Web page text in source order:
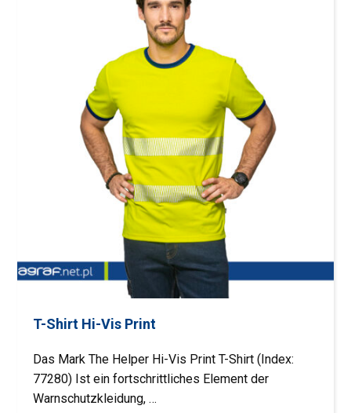
T-Shirt Hi-Vis Print
Das Mark The Helper Hi-Vis Print T-Shirt (Index:
77280) Ist ein fortschrittliches Element der
Warnschutzkleidung, …